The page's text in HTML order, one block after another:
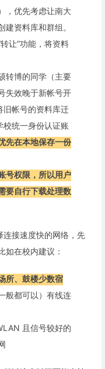
，优先考虑让南大
资料库和群组。
让”功能，将资料
转博的同学（主要
失效晚于新帐号开
旧帐号的资料库迁
校统一身份认证账
先在本地保存一份
号权限，所以用户
要自行下载处理数
连接速度快的网络，先
如在校内建议：
所、鼓楼少数宿
般都可以）有线连
且信号较好的